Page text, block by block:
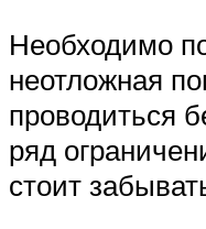
Необходимо
неотложная
проводиться
ряд
стоит